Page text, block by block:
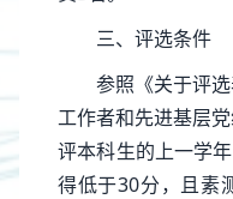
三、评选条件
参照《关于评
工作者和先进基层
评本科生的上一学
得低于30分，且素